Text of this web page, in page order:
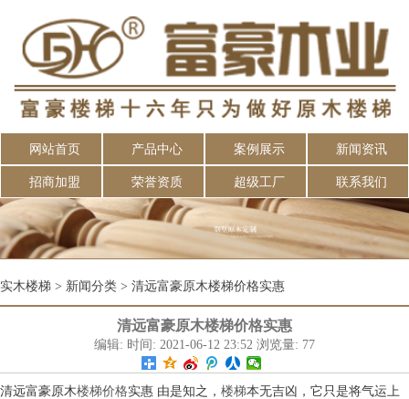
网站首页 产品中心 案例展示 新闻资讯
招商加盟 荣誉资质 超级工厂 联系我们
实木楼梯 > 新闻分类 > 清远富豪原木楼梯价格实惠
清远富豪原木楼梯价格实惠
编辑: 时间: 2021-06-12 23:52 浏览量: 77
清远富豪原木楼梯价格实惠 由是知之， 楼梯本无吉凶，它只是将气运上